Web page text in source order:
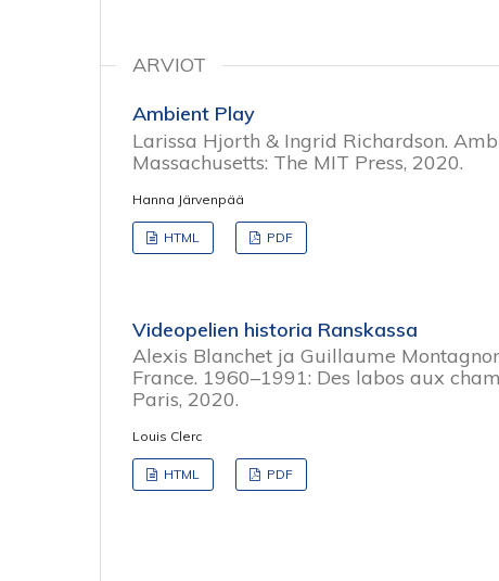
ARVIOT
Ambient Play
Larissa Hjorth & Ingrid Richardson.
Massachusetts: The MIT Press, 2020.
Hanna Järvenpää
HTML PDF
Videopelien historia Ranskassa
Alexis Blanchet ja Guillaume
France. 1960–1991: Des labos aux
Paris, 2020.
Louis Clerc
HTML PDF